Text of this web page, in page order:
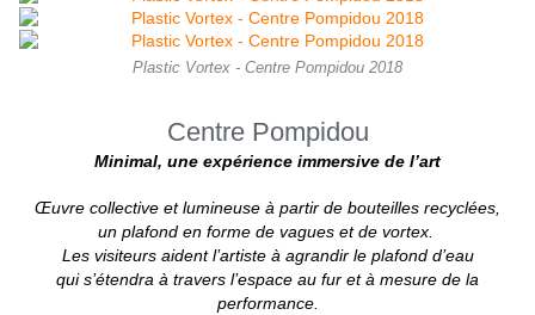
Plastic Vortex - Centre Pompidou 2018
Centre Pompidou
Minimal, une expérience immersive de l’art
Œuvre collective et lumineuse à partir de bouteilles recyclées,
un plafond en forme de vagues et de vortex.
Les visiteurs aident l’artiste à agrandir le plafond d’eau
qui s’étendra à travers l’espace au fur et à mesure de la
performance.